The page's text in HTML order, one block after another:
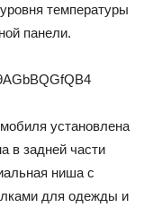
температуры
панели.
установлена
в задней части
ниша с
для одежды и